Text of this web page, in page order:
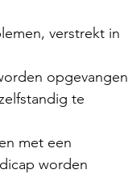
verstrekt in
opgevangen
te
met een
worden